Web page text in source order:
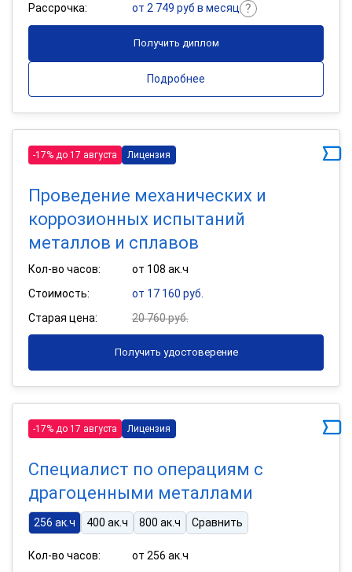
Рассрочка:
от 2 749 руб в месяц
Получить диплом
Подробнее
-17% до 17 августа Лицензия
Проведение механических и
коррозионных испытаний
металлов и сплавов
Кол-во часов:
от 108 ак.ч
Стоимость:
от 17 160 руб.
Старая цена:
20 760 руб.
Получить удостоверение
-17% до 17 августа Лицензия
Специалист по операциям с
драгоценными металлами
256 ак.ч 400 ак.ч 800 ак.ч Сравнить
Кол-во часов:
от 256 ак.ч